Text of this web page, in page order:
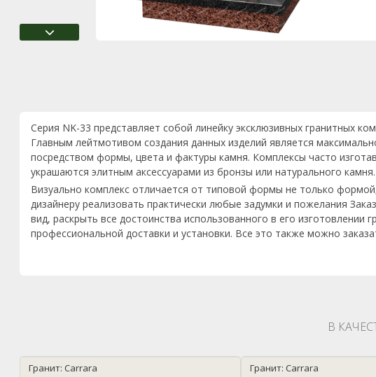
Серия NK-33 представляет собой линейку эксклюзивных гранитных
Главным лейтмотивом создания данных изделий является
посредством формы, цвета и фактуры камня. Комплексы часто
украшаются элитным аксессуарами из бронзы или натурального камня.
Визуально комплекс отличается от типовой формы не только
дизайнеру реализовать практически любые задумки и пожелания
вид, раскрыть все достоинства использованного в его изготовлении
профессиональной доставки и установки. Все это также можно
В
Гранит: Carrara Гранит: Carrara